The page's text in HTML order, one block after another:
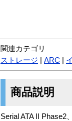
関連カテゴリ
ストレージ
ARC
商品説明
Serial ATA II